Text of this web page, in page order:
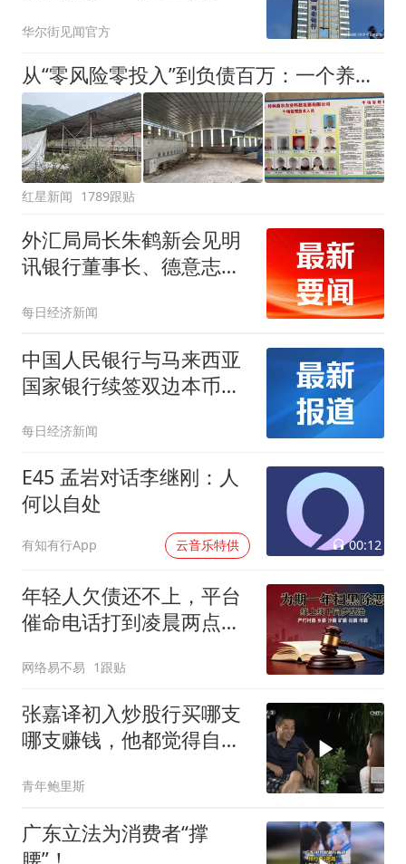
华尔街见闻官方
从“零风险零投入”到负债百万：一个养牛项目崩盘后，谁该为农户的贷款买单丨红星调查
红星新闻 1789跟贴
外汇局局长朱鹤新会见明
讯银行董事长、德意志交
斯蒂芬妮•埃克儿曼
每日经济新闻
中国人民银行与马来西亚
国家银行续签双边本币互
每日经济新闻
E45 孟岩对话李继刚：人
何以自处
有知有行App 云音乐特供 00:12
年轻人欠债还不上，平台
催命电话打到凌晨两点，
网络易不易 1跟贴
张嘉译初入炒股行买哪支
哪支赚钱，他都觉得自己
青年鲍里斯
广东立法为消费者“撑